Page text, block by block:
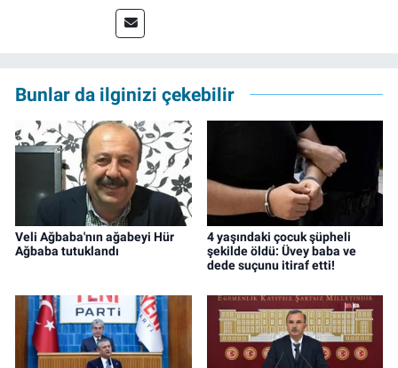
tezinden hareketle yazdığı "İdeoloji ve
Gündelik Hayatta Milliyetçilik" adlı kitabı,
ve editör olarak görev yapmaktadır.
Bunlar da ilginizi çekebilir
Veli Ağbaba'nın ağabeyi Hür
Ağbaba tutuklandı
4 yaşındaki çocuk şüpheli
şekilde öldü: Üvey baba ve
dede suçunu itiraf etti!